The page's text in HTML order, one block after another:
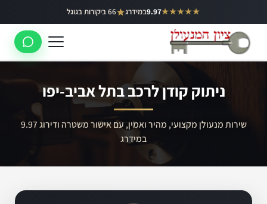
לתוכן
★★★★★
9.97במידרג 66 ביקורות בגוגל באר יעקב
ראשון לציון
לוד
רמלה
ניתוק קודן לרכב בתל אביב-יפו
שירות מנעולן מקצועי, מהיר ואמין, עם אישור משטרה ודירוג 9.97
במידרג